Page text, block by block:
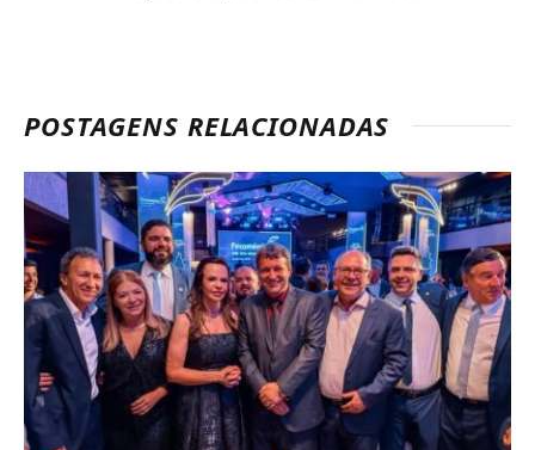
POSTAGENS RELACIONADAS